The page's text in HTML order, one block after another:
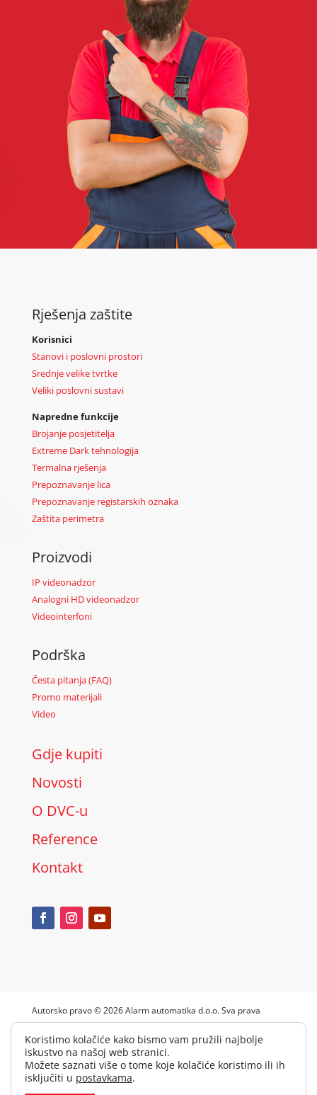
Rješenja zaštite
Korisnici
Stanovi i poslovni prostori
Srednje velike tvrtke
Veliki poslovni sustavi
Napredne funkcije
Brojanje posjetitelja
Extreme Dark tehnologija
Termalna rješenja
Prepoznavanje lica
Prepoznavanje registarskih oznaka
Zaštita perimetra
Proizvodi
IP videonadzor
Analogni HD videonadzor
Videointerfoni
Podrška
Česta pitanja (FAQ)
Promo materijali
Video
Gdje kupiti
Novosti
O DVC-u
Reference
Kontakt
Autorsko pravo © 2026 Alarm automatika d.o.o. Sva prava
Pravila privatnosti|Upravljanje kolačićima| Impressum
Projektje sufinancirala Europska unija iz Europskog fonda za regionalni
Koristimo kolačiće kako bismo vam pružili najbolje
iskustvo na našoj web stranici.
Možete saznati više o tome koje kolačiće koristimo ili ih
isključiti u postavkama.